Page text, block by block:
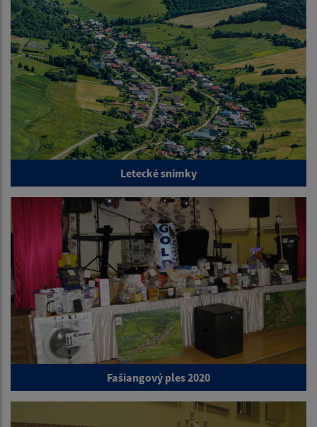
Letecké snímky
Fašiangový ples 2020